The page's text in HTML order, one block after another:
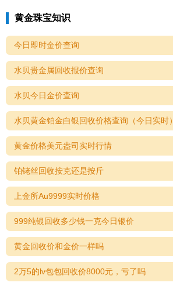
黄金珠宝知识
今日即时金价查询
水贝贵金属回收报价查询
水贝今日金价查询
水贝黄金铂金白银回收价格查询（今日实时）
黄金价格美元盎司实时行情
铂铑丝回收按克还是按斤
上金所Au9999实时价格
999纯银回收多少钱一克今日银价
黄金回收价和金价一样吗
2万5的lv包包回收价8000元，亏了吗